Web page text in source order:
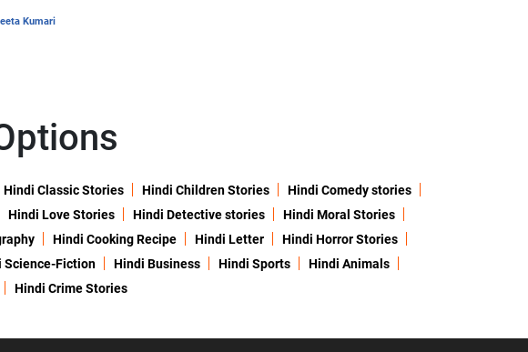
Kumari
Hindi Classic Stories Hindi Children Stories
Hindi Comedy stories
Hindi Love Stories Hindi Detective stories
Hindi Moral Stories
Hindi Cooking Recipe Hindi Letter
Hindi Horror Stories
Science-Fiction Hindi Business Hindi Sports
Hindi Animals
Hindi Crime Stories